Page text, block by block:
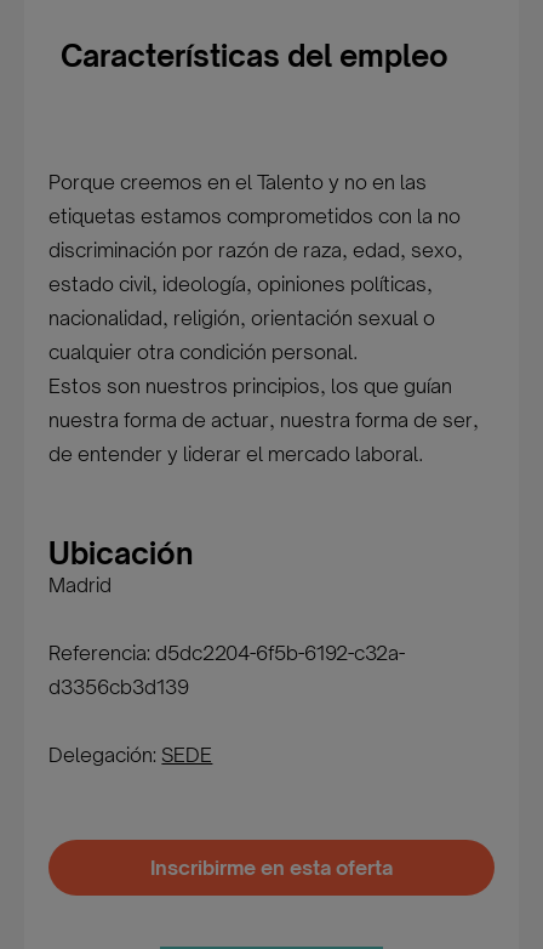
Características del empleo
Porque creemos en el Talento y no en las
etiquetas estamos comprometidos con la no
discriminación por razón de raza, edad, sexo,
estado civil, ideología, opiniones políticas,
nacionalidad, religión, orientación sexual o
cualquier otra condición personal.
Estos son nuestros principios, los que guían
nuestra forma de actuar, nuestra forma de ser,
de entender y liderar el mercado laboral.
Ubicación
Madrid
Referencia: d5dc2204-6f5b-6192-c32a-
d3356cb3d139
Delegación: SEDE
Inscribirme en esta oferta